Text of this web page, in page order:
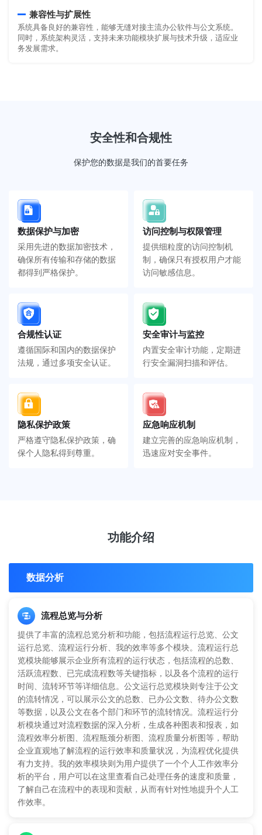
兼容性与扩展性
系统具备良好的兼容性，能够无缝对接主流办公软件与公文系统。
同时，系统架构灵活，支持未来功能模块扩展与技术升级，适应业
务发展需求。
安全性和合规性
保护您的数据是我们的首要任务
数据保护与加密
采用先进的数据加密技术，
确保所有传输和存储的数据
都得到严格保护。
访问控制与权限管理
提供细粒度的访问控制机
制，确保只有授权用户才能
访问敏感信息。
合规性认证
遵循国际和国内的数据保护
法规，通过多项安全认证。
安全审计与监控
内置安全审计功能，定期进
行安全漏洞扫描和评估。
隐私保护政策
严格遵守隐私保护政策，确
保个人隐私得到尊重。
应急响应机制
建立完善的应急响应机制，
迅速应对安全事件。
功能介绍
数据分析
流程总览与分析
提供了丰富的流程总览分析和功能，包括流程运行总览、公文
运行总览、流程运行分析、我的效率等多个模块。流程运行总
览模块能够展示企业所有流程的运行状态，包括流程的总数、
活跃流程数、已完成流程数等关键指标，以及各个流程的运行
时间、流转环节等详细信息。公文运行总览模块则专注于公文
的流转情况，可以展示公文的总数、已办公文数、待办公文数
等数据，以及公文在各个部门和环节的流转情况。流程运行分
析模块通过对流程数据的深入分析，生成各种图表和报表，如
流程效率分析图、流程瓶颈分析图、流程质量分析图等，帮助
企业直观地了解流程的运行效率和质量状况，为流程优化提供
有力支持。我的效率模块则为用户提供了一个个人工作效率分
析的平台，用户可以在这里查看自己处理任务的速度和质量，
了解自己在流程中的表现和贡献，从而有针对性地提升个人工
作效率。